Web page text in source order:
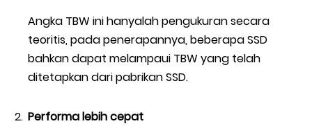
Angka TBW ini hanyalah pengukuran secara
teoritis, pada penerapannya, beberapa SSD
bahkan dapat melampaui TBW yang telah
ditetapkan dari pabrikan SSD.
Performa lebih cepat